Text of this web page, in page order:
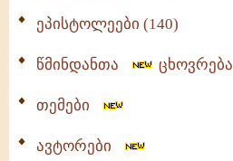
ეპისტოლეები (140)
წმინდანთა ცხოვრება
თემები
ავტორები